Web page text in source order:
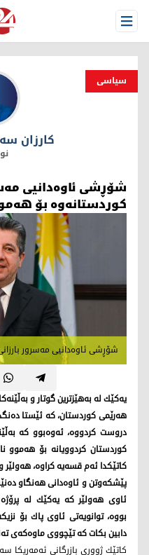
Open Menu
سیاسی
کارزان
شۆڕشی ئاوه‌دانیی
كوردستانه‌وه‌ بۆ
شۆڕشی ئاوه‌دانیی مه‌سرور
یه‌كێك له ‌به‌هێزترین گوتار و
هه‌رێمی كوردستان، كه‌ ئێستا
دروست كردووه‌، ئه‌وه‌بوو كه‌
كوردستان كردوویانه‌ بۆ هه‌موو
كاتێكدا ئه‌م قسه‌یه‌ كراوه،
پێشكه‌وتن و ئاوه‌دانی هه‌نگاو
ئاوی هه‌ولێر كه‌ یه‌كێك له‌ پرۆژه‌
بووه،‌ توانویه‌تی ئاوی پاك بۆ
دابین بكات كه‌ تێچووی ماوه‌كه‌ی
كاتێك ژووری بازرگانی ئه‌مه‌ریكا